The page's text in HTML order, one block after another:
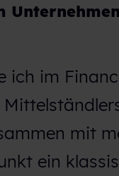
Unternehmen
ich im
mit
ein